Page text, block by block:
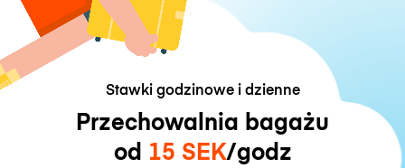
Stawki godzinowe i dzienne
Przechowalnia bagażu
od 15 SEK/godz